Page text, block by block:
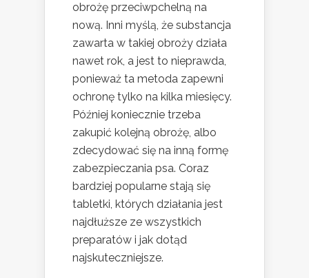
obrożę przeciwpchelną na
nową. Inni myślą, że substancja
zawarta w takiej obroży działa
nawet rok, a jest to nieprawda,
ponieważ ta metoda zapewni
ochronę tylko na kilka miesięcy.
Później koniecznie trzeba
zakupić kolejną obrożę, albo
zdecydować się na inną formę
zabezpieczania psa. Coraz
bardziej popularne stają się
tabletki, których działania jest
najdłuższe ze wszystkich
preparatów i jak dotąd
najskuteczniejsze.